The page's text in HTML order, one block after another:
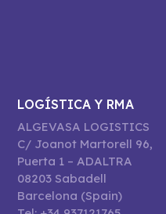
LOGÍSTICA Y RMA
ALGEVASA LOGISTICS
C/ Joanot Martorell 96,
Puerta 1 – ADALTRA
08203 Sabadell
Barcelona (Spain)